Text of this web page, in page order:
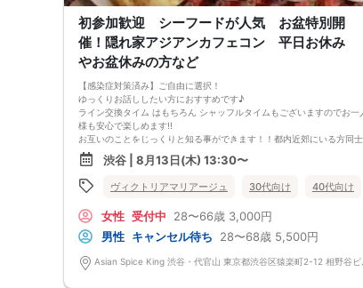
初参加歓迎 シーフードが人気 お盆特別開
催！隠れ家アジアンカフェコン 平日お休み
やお盆休みの方など
【感染症対策済み】ご自由に選択！
ゆっくりお話ししたい方におすすめです♪
ライン交換タイム はもちろん シャッフルタイムもございますのでお一
様も安心で楽しめます!!
お互いのことをじっくりと知る事ができます！！都内近郊にいる方同
楽しみましょう！
シーフード ほうれん草チキン チキン キーマ 野菜 など
種類のカレーから選択
・ナンＯＲ大盛りライス お代わりも ソフトドリンクつき
みプラン ２杯目以降はキャッシュオン
座ってしっかりお話しできるよう完全着席形式になっております。 ゆっ
くりお話ししたい方におすすめです♪
ライン交換タイム はもちろん シャッフルタイムもございますのでお一
様も安心で楽しめます!人気店！！
渋谷 | 8月13日(木) 13:30〜
ヴィクトリアマリアージュ 30代向け 40代向け
女性 受付中 28〜66歳 3,000円
男性 キャンセル待ち 28〜68歳 5,500円
Asian Spice King 渋谷・代官山 東京都渋谷区猿楽町2-12 相野谷ビ